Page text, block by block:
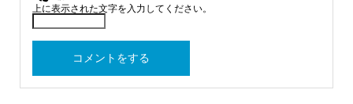
上に表示された文字を入力してください。